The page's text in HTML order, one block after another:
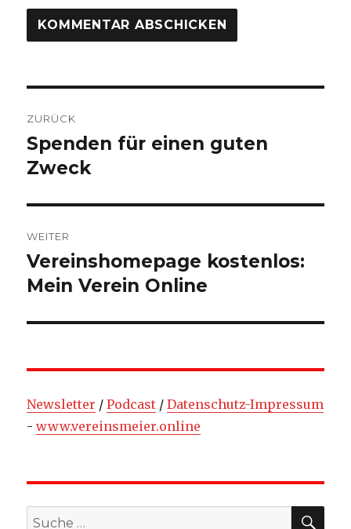
ZURÜCK
Vorheriger
Beitrag:
Spenden für einen guten
Zweck
WEITER
Nächster
Beitrag:
Vereinshomepage kostenlos:
Mein Verein Online
Newsletter /Podcast /Datenschutz-Impressum
-www.vereinsmeier.online
Suche